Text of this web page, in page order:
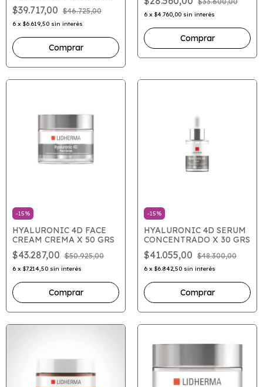
X 30 GRS
$39.717,00 $46.725,00
6 x $6.619,50 sin interés
6 x $4.760,00 sin interés
-15%
HYALURONIC 4D FACE
CREAM CREMA X 50 GRS
$43.287,00 $50.925,00
6 x $7.214,50 sin interés
-15%
HYALURONIC 4D SERUM
CONCENTRADO X 30 GRS
$41.055,00 $48.300,00
6 x $6.842,50 sin interés